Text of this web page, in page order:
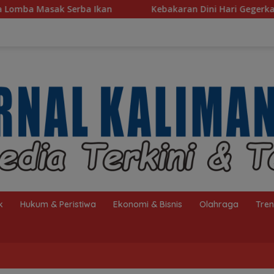
Ikan Kebakaran Dini Hari Gegerkan Warga Kelayan B,
Hukum & Peristiwa Ekonomi & Bisnis Olahraga